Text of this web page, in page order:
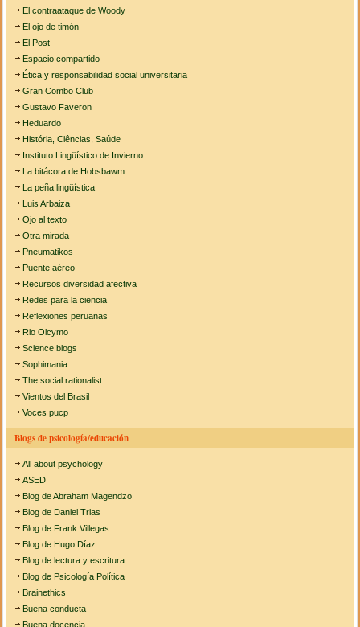
El contraataque de Woody
El ojo de timón
El Post
Espacio compartido
Ética y responsabilidad social universitaria
Gran Combo Club
Gustavo Faveron
Heduardo
História, Ciências, Saúde
Instituto Lingüístico de Invierno
La bitácora de Hobsbawm
La peña lingüística
Luis Arbaiza
Ojo al texto
Otra mirada
Pneumatikos
Puente aéreo
Recursos diversidad afectiva
Redes para la ciencia
Reflexiones peruanas
Rio Olcymo
Science blogs
Sophimania
The social rationalist
Vientos del Brasil
Voces pucp
Blogs de psicología/educación
All about psychology
ASED
Blog de Abraham Magendzo
Blog de Daniel Trias
Blog de Frank Villegas
Blog de Hugo Díaz
Blog de lectura y escritura
Blog de Psicología Política
Brainethics
Buena conducta
Buena docencia